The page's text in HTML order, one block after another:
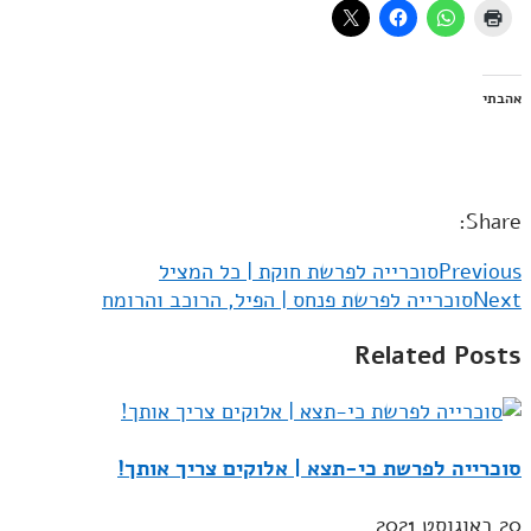
אהבתי
Share:
Previousסוכרייה לפרשת חוקת | כל המציל
Nextסוכרייה לפרשת פנחס | הפיל, הרוכב והרומח
Related Posts
סוכרייה לפרשת כי-תצא | אלוקים צריך אותך!
20 באוגוסט 2021